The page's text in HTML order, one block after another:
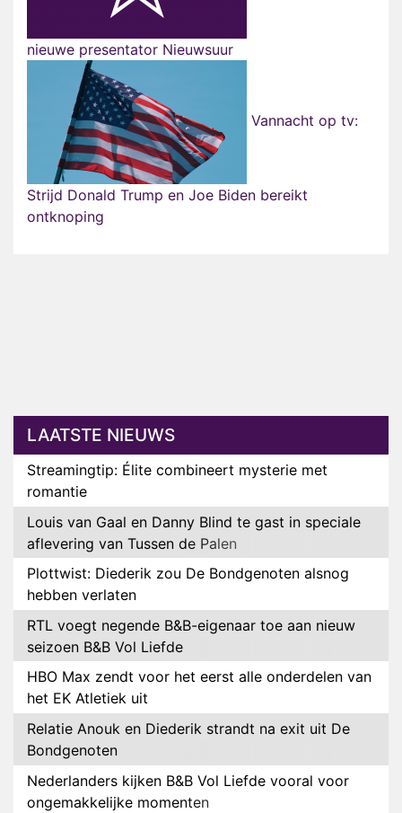
nieuwe presentator Nieuwsuur
Vannacht op tv:
Strijd Donald Trump en Joe Biden bereikt
ontknoping
LAATSTE NIEUWS
Streamingtip: Élite combineert mysterie met
romantie
Louis van Gaal en Danny Blind te gast in speciale
aflevering van Tussen de Palen
Plottwist: Diederik zou De Bondgenoten alsnog
hebben verlaten
RTL voegt negende B&B-eigenaar toe aan nieuw
seizoen B&B Vol Liefde
HBO Max zendt voor het eerst alle onderdelen van
het EK Atletiek uit
Relatie Anouk en Diederik strandt na exit uit De
Bondgenoten
Nederlanders kijken B&B Vol Liefde vooral voor
ongemakkelijke momenten